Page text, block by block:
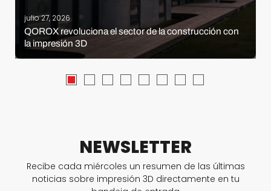
julio 27, 2026
QOROX revoluciona el sector de la construcción con
la impresión 3D
NEWSLETTER
Recibe cada miércoles un resumen de las últimas
noticias sobre impresión 3D directamente en tu